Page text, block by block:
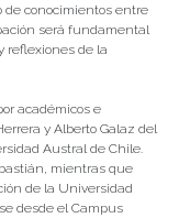
de conocimientos entre
será fundamental
reflexiones de la
académicos e
y Alberto Galaz del
Austral de Chile.
mientras que
de la Universidad
desde el Campus